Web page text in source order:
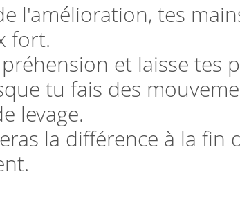
l'amélioration, tes
fort.
et laisse tes
tu fais des
levage.
la différence à la fin